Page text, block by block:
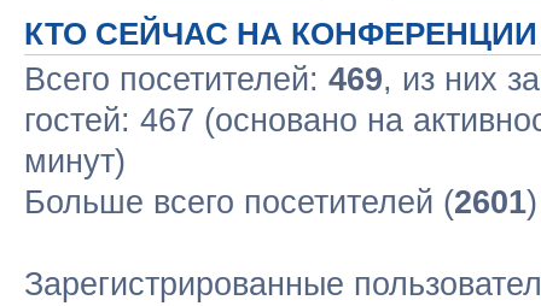
КТО СЕЙЧАС НА КОНФЕРЕНЦИИ
Всего посетителей: 469, из них
гостей: 467 (основано на
минут)
Больше всего посетителей (2601
Зарегистрированные